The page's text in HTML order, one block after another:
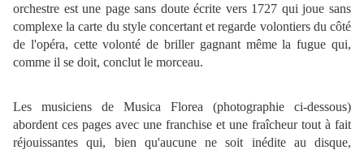
orchestre est une page sans doute écrite vers 1727 qui joue sans
complexe la carte du style concertant et regarde volontiers du côté
de l'opéra, cette volonté de briller gagnant même la fugue qui,
comme il se doit, conclut le morceau.
Les musiciens de Musica Florea (photographie ci-dessous)
abordent ces pages avec une franchise et une fraîcheur tout à fait
réjouissantes qui, bien qu'aucune ne soit inédite au disque,